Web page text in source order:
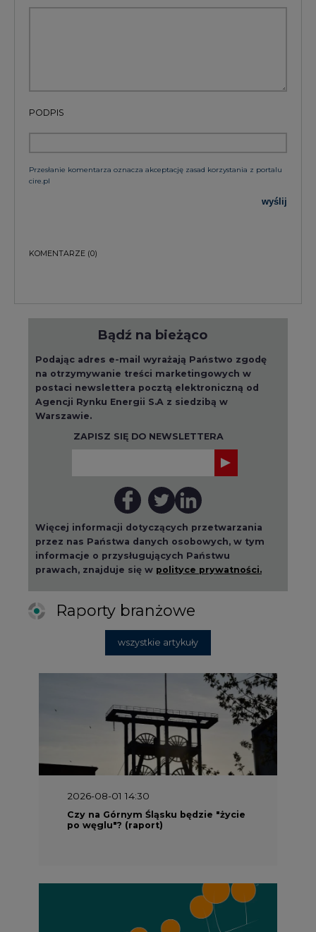
Przesłanie komentarza oznacza akceptację zasad korzystania z portalu
Podając adres e-mail wyrażają Państwo zgodę
na otrzymywanie treści marketingowych w
postaci newslettera pocztą elektroniczną od
Agencji Rynku Energii S.A z siedzibą w
Warszawie.
ZAPISZ SIĘ DO NEWSLETTERA
Więcej informacji dotyczących przetwarzania
przez nas Państwa danych osobowych, w tym
informacje o przysługujących Państwu
prawach, znajduje się w polityce prywatności.
Raporty branżowe
2026-08-01 14:30
Czy na Górnym Śląsku będzie "życie
po węglu"? (raport)